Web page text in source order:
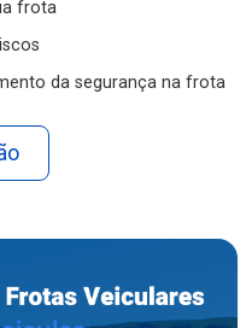
frota
da segurança na frota